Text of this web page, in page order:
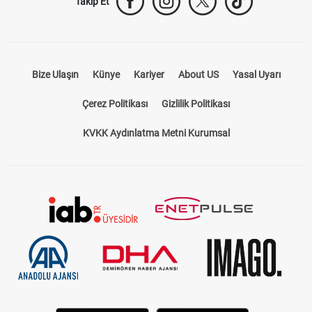
Bize Ulaşın Künye Kariyer About US Yasal Uyarı
Çerez Politikası Gizlilik Politikası
KVKK Aydınlatma Metni Kurumsal